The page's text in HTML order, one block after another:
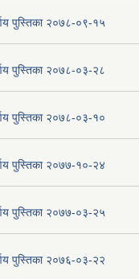
पुस्तिका २०७८-०९-१५
पुस्तिका २०७८-०३-२८
पुस्तिका २०७८-०३-१०
पुस्तिका २०७७-१०-२४
पुस्तिका २०७७-०३-२५
पुस्तिका २०७६-०३-२२